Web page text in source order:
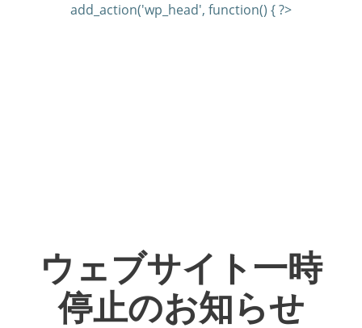
add_action('wp_head', function() { ?>
ウェブサイト一時
停止のお知らせ